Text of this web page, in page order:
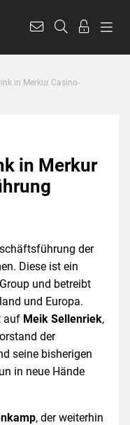
in Merkur Casino-
in Merkur
der
Diese ist ein
und betreibt
und Europa.
auf Meik Sellenriek,
der
seine bisherigen
in neue Hände
, der weiterhin